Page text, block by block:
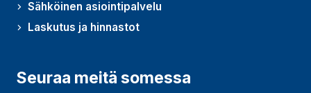
Sähköinen asiointipalvelu
Laskutus ja hinnastot
Seuraa meitä somessa